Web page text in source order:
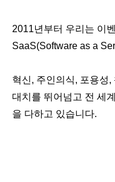
2011년부터 우리는 이
SaaS(Software as a
혁신, 주인의식, 포용성,
대치를 뛰어넘고 전 세
을 다하고 있습니다.